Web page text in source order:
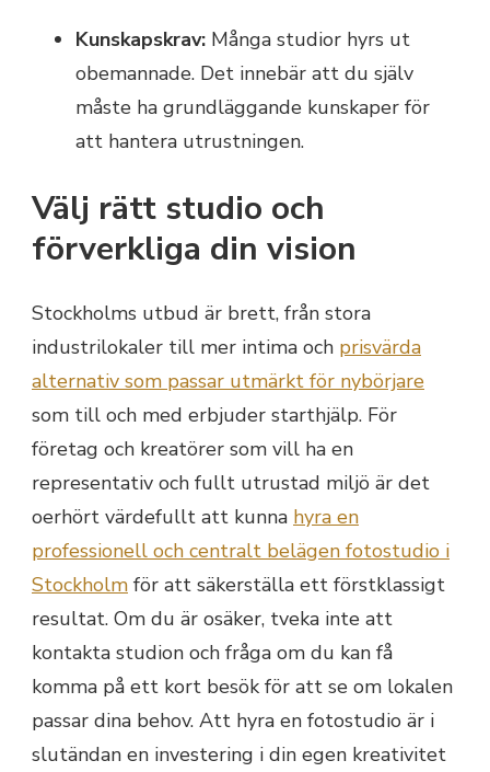
Kunskapskrav: Många studior hyrs ut
obemannade. Det innebär att du själv
måste ha grundläggande kunskaper för
att hantera utrustningen.
Välj rätt studio och
förverkliga din vision
Stockholms utbud är brett, från stora
industrilokaler till mer intima och prisvärda
alternativ som passar utmärkt för nybörjare
som till och med erbjuder starthjälp. För
företag och kreatörer som vill ha en
representativ och fullt utrustad miljö är det
oerhört värdefullt att kunna hyra en
professionell och centralt belägen fotostudio i
Stockholm för att säkerställa ett förstklassigt
resultat. Om du är osäker, tveka inte att
kontakta studion och fråga om du kan få
komma på ett kort besök för att se om lokalen
passar dina behov. Att hyra en fotostudio är i
slutändan en investering i din egen kreativitet